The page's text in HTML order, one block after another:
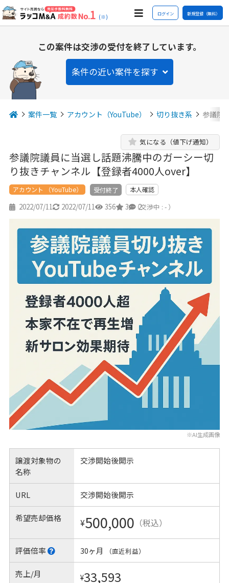
(※) ログイン 新規登録（無料）
この案件は交渉の受付を終了しています。
条件の近い案件を探す
案件一覧 アカウント（YouTube） 切り抜き系 参議院
参議院議員に当選し話題沸騰中のガーシー切
り抜きチャンネル【登録者4000人over】
気になる（値下げ通知）
アカウント （YouTube） 受付終了 本人確認
2022/07/11 2022/07/11 356 3 2
（交渉中 : - ）
※AI生成画像
譲渡対象物の
名称
交渉開始後開示
URL 交渉開始後開示
希望売却価格 ¥500,000 （税込）
評価倍率 30ヶ月 （直近利益）
売上/月 ¥33,593